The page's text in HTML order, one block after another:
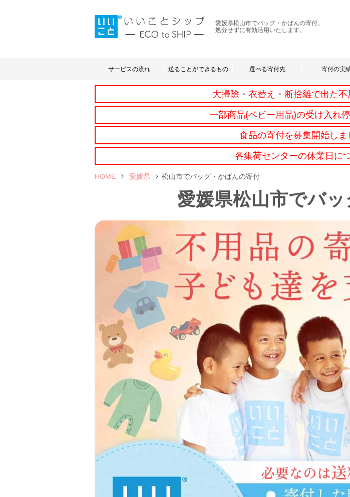
愛媛県松山市でバッグ・かばんの寄付。
処分せずに有効活用いたします。
サービスの流れ 送ることができるもの 選べる寄付先 寄付の実
大掃除・衣替え・断捨離で出た
一部商品(ベビー用品)の受け入れ
食品の寄付を募集開始しま
各集荷センターの休業日に
HOME 愛媛県 松山市でバッグ・かばんの寄付
愛媛県松山市でバ